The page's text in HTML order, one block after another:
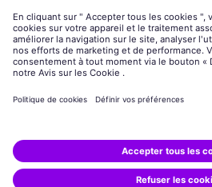
siemens-energy.comSite Internet
Informations sur l’entreprise
Avis de
Siemens Energy est une marque